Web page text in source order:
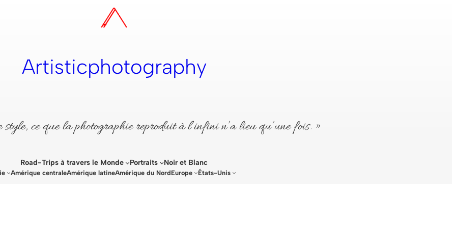
Artisticphotography
ce que la photographie reproduit à l’infini n’a lieu qu’une fois. »
Road-Trips à travers le Monde Portraits Noir et Blanc
Amérique centraleAmérique latineAmérique du NordEurope États-Unis